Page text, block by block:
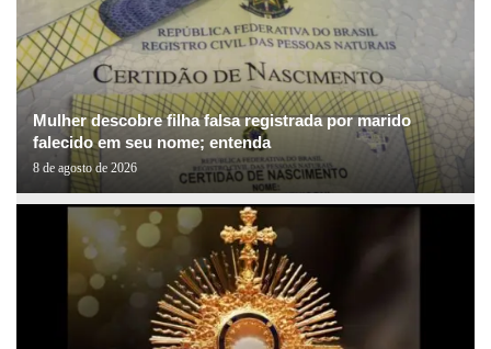
Mulher descobre filha falsa registrada por marido
falecido em seu nome; entenda
8 de agosto de 2026